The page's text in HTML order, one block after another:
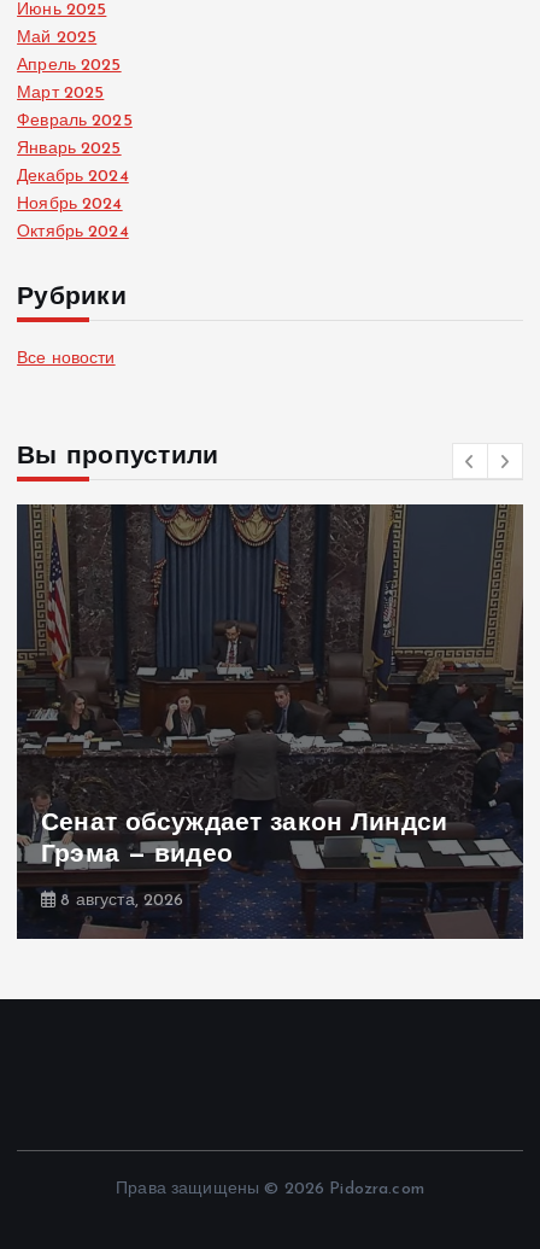
Июнь 2025
Май 2025
Апрель 2025
Март 2025
Февраль 2025
Январь 2025
Декабрь 2024
Ноябрь 2024
Октябрь 2024
Рубрики
Все новости
Вы пропустили
Сенат обсуждает закон Линдси
Грэма — видео
8 августа, 2026
Права защищены © 2026 Pidozra.com